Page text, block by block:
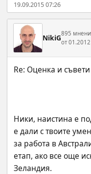
19.09.2015 07:26
NikiG895
от 01.2012
Ники, наистина е
е дали с твоите
за работа в
етап, ако все още
Зеландия.